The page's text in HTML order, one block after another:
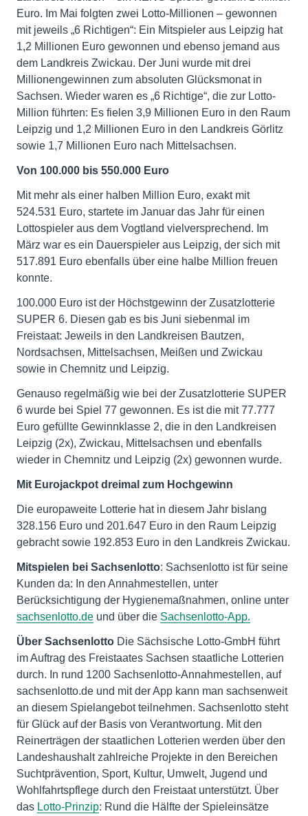
Euro. Im Mai folgten zwei Lotto-Millionen – gewonnen
mit jeweils „6 Richtigen“: Ein Mitspieler aus Leipzig hat
1,2 Millionen Euro gewonnen und ebenso jemand aus
dem Landkreis Zwickau. Der Juni wurde mit drei
Millionengewinnen zum absoluten Glücksmonat in
Sachsen. Wieder waren es „6 Richtige“, die zur Lotto-
Million führten: Es fielen 3,9 Millionen Euro in den Raum
Leipzig und 1,2 Millionen Euro in den Landkreis Görlitz
sowie 1,7 Millionen Euro nach Mittelsachsen.
Von 100.000 bis 550.000 Euro
Mit mehr als einer halben Million Euro, exakt mit
524.531 Euro, startete im Januar das Jahr für einen
Lottospieler aus dem Vogtland vielversprechend. Im
März war es ein Dauerspieler aus Leipzig, der sich mit
517.891 Euro ebenfalls über eine halbe Million freuen
konnte.
100.000 Euro ist der Höchstgewinn der Zusatzlotterie
SUPER 6. Diesen gab es bis Juni siebenmal im
Freistaat: Jeweils in den Landkreisen Bautzen,
Nordsachsen, Mittelsachsen, Meißen und Zwickau
sowie in Chemnitz und Leipzig.
Genauso regelmäßig wie bei der Zusatzlotterie SUPER
6 wurde bei Spiel 77 gewonnen. Es ist die mit 77.777
Euro gefüllte Gewinnklasse 2, die in den Landkreisen
Leipzig (2x), Zwickau, Mittelsachsen und ebenfalls
wieder in Chemnitz und Leipzig (2x) gewonnen wurde.
Mit Eurojackpot dreimal zum Hochgewinn
Die europaweite Lotterie hat in diesem Jahr bislang
328.156 Euro und 201.647 Euro in den Raum Leipzig
gebracht sowie 192.853 Euro in den Landkreis Zwickau.
Mitspielen bei Sachsenlotto: Sachsenlotto ist für seine
Kunden da: In den Annahmestellen, unter
Berücksichtigung der Hygienemaßnahmen, online unter
sachsenlotto.de und über die Sachsenlotto-App.
Über Sachsenlotto Die Sächsische Lotto-GmbH führt
im Auftrag des Freistaates Sachsen staatliche Lotterien
durch. In rund 1200 Sachsenlotto-Annahmestellen, auf
sachsenlotto.de und mit der App kann man sachsenweit
an diesem Spielangebot teilnehmen. Sachsenlotto steht
für Glück auf der Basis von Verantwortung. Mit den
Reinerträgen der staatlichen Lotterien werden über den
Landeshaushalt zahlreiche Projekte in den Bereichen
Suchtprävention, Sport, Kultur, Umwelt, Jugend und
Wohlfahrtspflege durch den Freistaat unterstützt. Über
das Lotto-Prinzip: Rund die Hälfte der Spieleinsätze